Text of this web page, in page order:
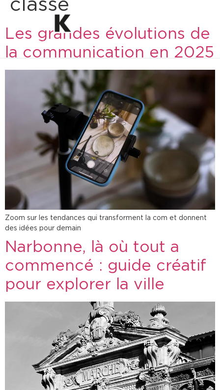
classé
Les grandes évolutions de
la communication en 2025
Zoom sur les tendances qui transforment la com et donnent
des idées pour demain
Narbonne, là où tout a
commencé : guide créatif
pour explorer la ville